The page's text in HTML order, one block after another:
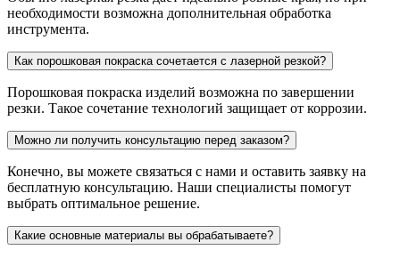
необходимости возможна дополнительная обработка
инструмента.
Как порошковая покраска сочетается с лазерной резкой?
Порошковая покраска изделий возможна по завершении
резки. Такое сочетание технологий защищает от коррозии.
Можно ли получить консультацию перед заказом?
Конечно, вы можете связаться с нами и оставить заявку на
бесплатную консультацию. Наши специалисты помогут
выбрать оптимальное решение.
Какие основные материалы вы обрабатываете?